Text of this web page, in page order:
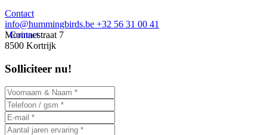
Contact
Contact
info@hummingbirds.be +32 56 31 00 41
Morinnestraat 7
8500 Kortrijk
Solliciteer nu!